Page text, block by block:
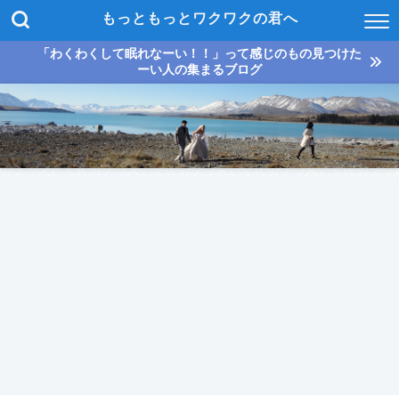
もっともっとワクワクの君へ
「わくわくして眠れなーい！！」って感じのもの見つけた
ーい人の集まるブログ